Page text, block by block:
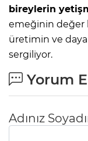
bireylerin
emeğinin değer
üretimin ve
sergiliyor.
Yorum
Adınız